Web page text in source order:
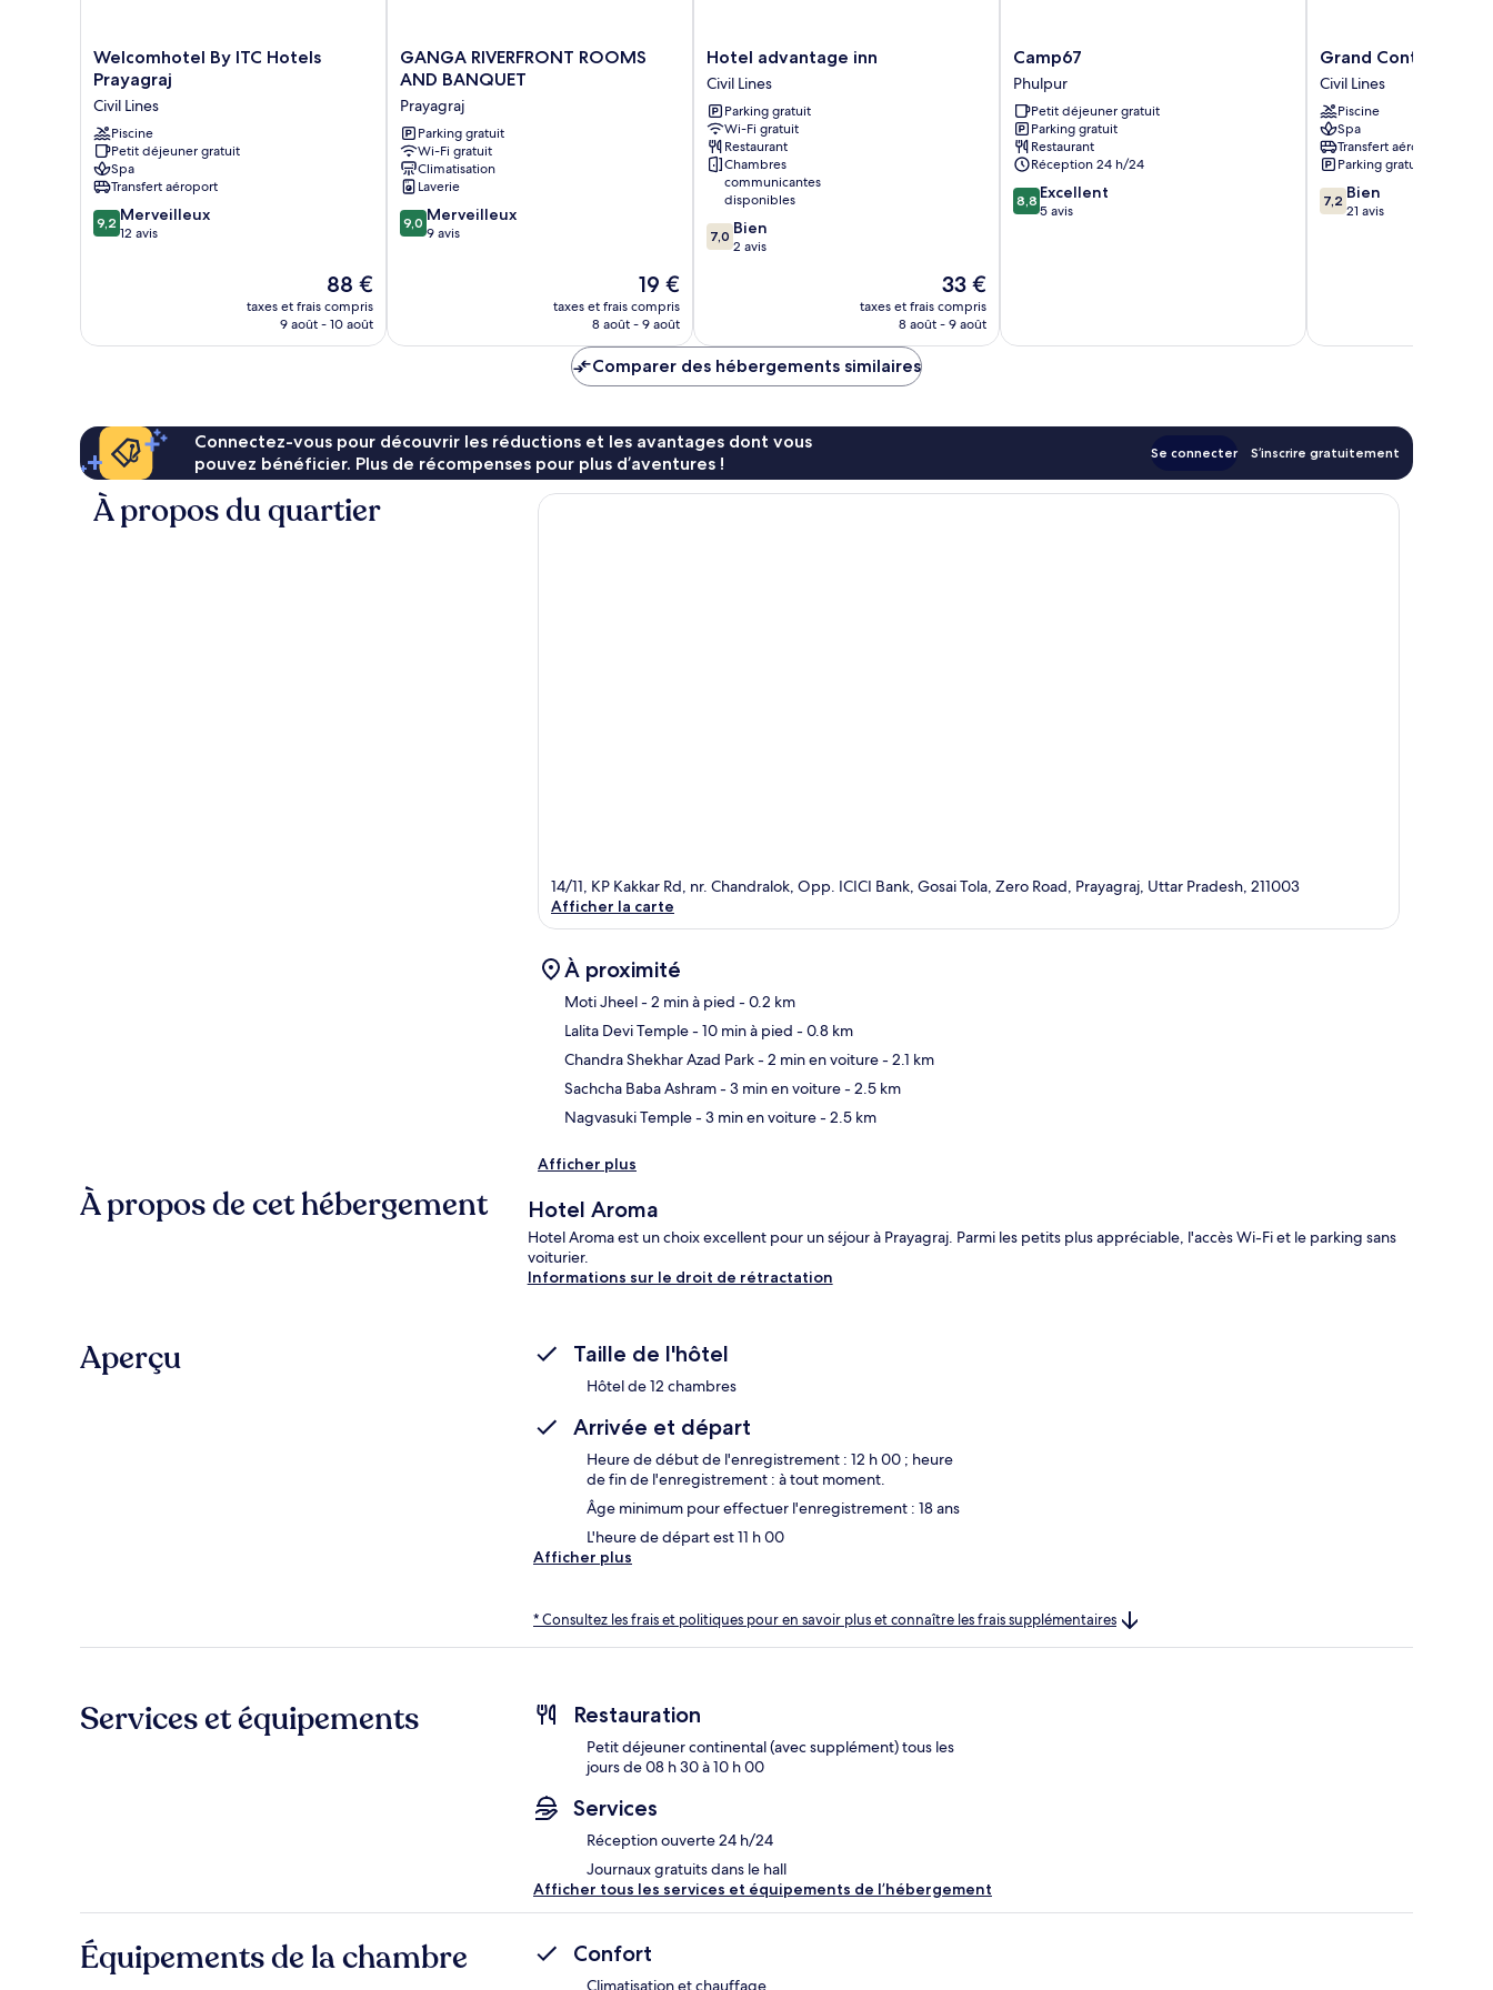
ville
Welcomhotel
By
Hotels
Prayagraj
Civil
Lines
Welcomhotel By ITC Hotels
Prayagraj
Civil Lines
Piscine
Petit déjeuner gratuit
Spa
Transfert aéroport
9.2
sur
9,2 Merveilleux
12 avis
Le
nouveau
prix
88 €
taxes et frais compris
9 août - 10 août
GANGA
RIVERFRONT
AND
BANQUET
Prayagraj
GANGA RIVERFRONT ROOMS
AND BANQUET
Prayagraj
Parking gratuit
Wi-Fi gratuit
Climatisation
Laverie
9.0
sur
9,0 Merveilleux
9 avis
Le
nouveau
prix
de
19 €
taxes et frais compris
8 août - 9 août
Hotel
advantage
inn
Civil
Lines
Hotel advantage inn
Civil Lines
Parking gratuit
Wi-Fi gratuit
Restaurant
Chambres
communicantes
disponibles
7.0
sur
7,0 Bien
2 avis
Le
nouveau
prix
33 €
taxes et frais compris
8 août - 9 août
Camp67
Phulpur
Camp67
Phulpur
Petit déjeuner gratuit
Parking gratuit
Restaurant
Réception 24 h/24
8.8
sur
8,8 Excellent
5 avis
Grand
Continental
Hotel
Civil
Lines
Grand Continental
Civil Lines
Piscine
Spa
Transfert aéroport
Parking gratuit
7.2
sur
7,2 Bien
21 avis
Comparer des hébergements similaires
Connectez-vous pour découvrir les réductions et les avantages dont vous
pouvez bénéficier. Plus de récompenses pour plus d’aventures !
Se connecter S’inscrire gratuitement
À propos du quartier
14/11, KP Kakkar Rd, nr. Chandralok, Opp. ICICI Bank, Gosai Tola, Zero Road, Prayagraj, Uttar Pradesh, 211003
Afficher la carte
À proximité
Moti Jheel- 2 min à pied - 0.2 km
Lalita Devi Temple- 10 min à pied - 0.8 km
Chandra Shekhar Azad Park- 2 min en voiture- 2.1 km
Sachcha Baba Ashram- 3 min en voiture- 2.5 km
Nagvasuki Temple- 3 min en voiture- 2.5 km
Afficher plus
À propos de cet hébergement Hotel Aroma
Hotel Aroma est un choix excellent pour un séjour à Prayagraj. Parmi les petits plus appréciable, l'accès Wi-Fi et le parking sans
voiturier.
Informations sur le droit de rétractation
Aperçu Taille de l'hôtel
Hôtel de 12 chambres
Arrivée et départ
Heure de début de l'enregistrement : 12 h 00 ; heure
de fin de l'enregistrement : à tout moment.
Âge minimum pour effectuer l'enregistrement : 18 ans
L'heure de départ est 11 h 00
Afficher plus
* Consultez les frais et politiques pour en savoir plus et connaître les frais supplémentaires
Services et équipements Restauration
Petit déjeuner continental (avec supplément) tous les
jours de 08 h 30 à 10 h 00
Services
Réception ouverte 24 h/24
Journaux gratuits dans le hall
Afficher tous les services et équipements de l’hébergement
Équipements de la chambre Confort
Climatisation et chauffage